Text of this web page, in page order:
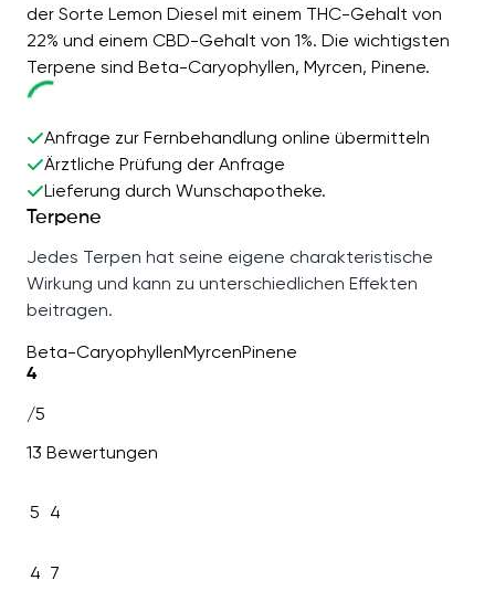
der Sorte Lemon Diesel mit einem THC-Gehalt von
22% und einem CBD-Gehalt von 1%. Die wichtigsten
Terpene sind Beta-Caryophyllen, Myrcen, Pinene.
Anfrage zur Fernbehandlung online übermitteln
Ärztliche Prüfung der Anfrage
Lieferung durch Wunschapotheke.
Terpene
Jedes Terpen hat seine eigene charakteristische
Wirkung und kann zu unterschiedlichen Effekten
beitragen.
Beta-CaryophyllenMyrcenPinene
4
/5
13 Bewertungen
5 4
4 7